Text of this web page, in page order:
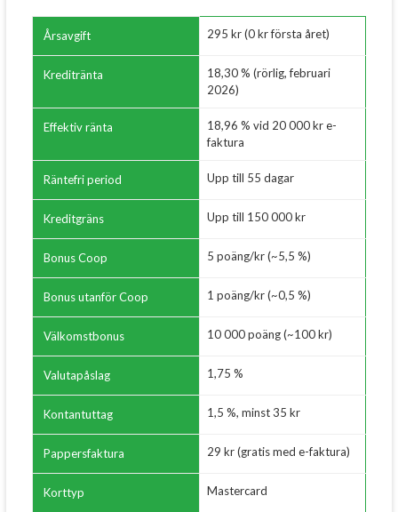
Årsavgift 295 kr (0 kr första året)
Kreditränta
18,30 % (rörlig, februari
2026)
Effektiv ränta
18,96 % vid 20 000 kr e-
faktura
Räntefri period Upp till 55 dagar
Kreditgräns Upp till 150 000 kr
Bonus Coop 5 poäng/kr (~5,5 %)
Bonus utanför Coop 1 poäng/kr (~0,5 %)
Välkomstbonus 10 000 poäng (~100 kr)
Valutapåslag 1,75 %
Kontantuttag 1,5 %, minst 35 kr
Pappersfaktura 29 kr (gratis med e-faktura)
Korttyp Mastercard